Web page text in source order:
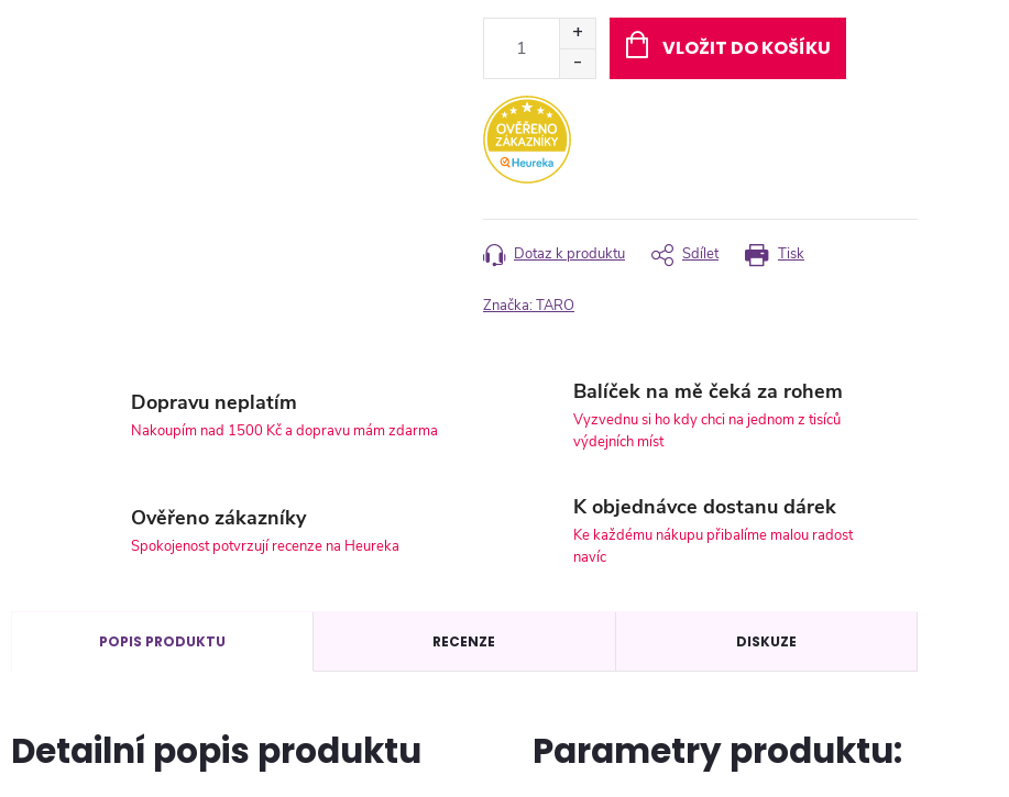
VLOŽIT DO KOŠÍKU
Tisk
Dotaz k produktu Sdílet
Značka:TARO
Dopravu neplatím
Nakoupím nad 1500 Kč a dopravu mám zdarma
Balíček na mě čeká za rohem
Vyzvednu si ho kdy chci na jednom z tisíců
výdejních míst
Ověřeno zákazníky
Spokojenost potvrzují recenze na Heureka
K objednávce dostanu dárek
Ke každému nákupu přibalíme malou radost
navíc
POPIS PRODUKTU RECENZE DISKUZE
Detailní popis produktu Parametry produktu: